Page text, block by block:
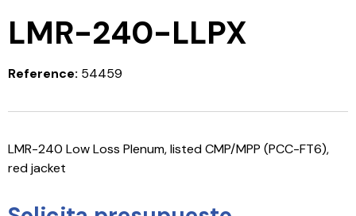
LMR-240-LLPX
Reference: 54459
LMR-240 Low Loss Plenum, listed CMP/MPP (PCC-FT6),
red jacket